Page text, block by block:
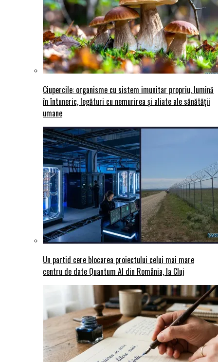
Ciupercile: organisme cu sistem imunitar propriu, lumină
în întuneric, legături cu nemurirea și aliate ale sănătății
umane
Un partid cere blocarea proiectului celui mai mare
centru de date Quantum AI din România, la Cluj